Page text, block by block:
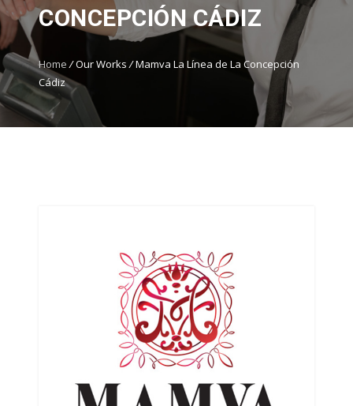
CONCEPCIÓN CÁDIZ
Home /Our Works/Mamva La Línea de La Concepción
Cádiz